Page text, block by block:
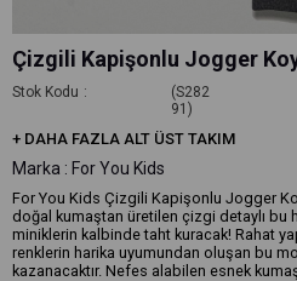
Çizgili Kapişonlu Jogger
Stok Kodu
(S282
91)
+ DAHA FAZLA ALT ÜST TAKIM
Marka : For You Kids
For You Kids Çizgili Kapişonlu Jogger
doğal kumaştan üretilen çizgi detaylı bu
miniklerin kalbinde taht kuracak! Rahat
renklerin harika uyumundan oluşan bu
kazanacaktır. Nefes alabilen esnek